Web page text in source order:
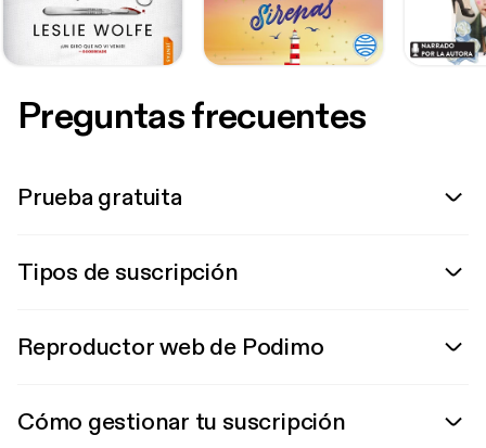
Preguntas frecuentes
Prueba gratuita
Tipos de suscripción
Reproductor web de Podimo
Cómo gestionar tu suscripción